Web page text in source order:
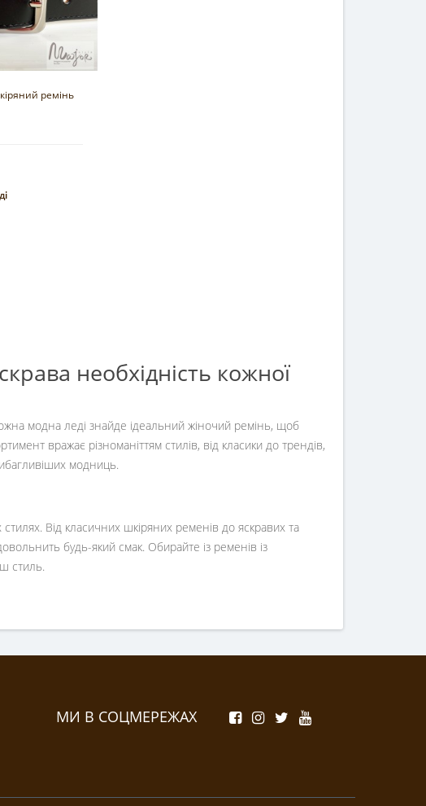
ремінь
необхідність кожної
модна леді знайде ідеальний жіночий ремінь, щоб
вражає різноманіттям стилів, від класики до трендів,
модниць.
Від класичних шкіряних ременів до яскравих та
будь-який смак. Обирайте із ременів із
стиль.
МИ В СОЦМЕРЕЖАХ